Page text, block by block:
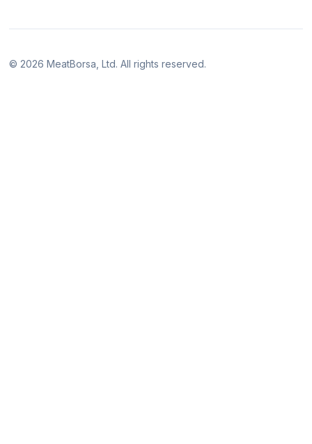
© 2026 MeatBorsa, Ltd. All rights reserved.